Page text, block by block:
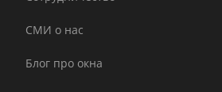
СМИ о нас
Блог про окна